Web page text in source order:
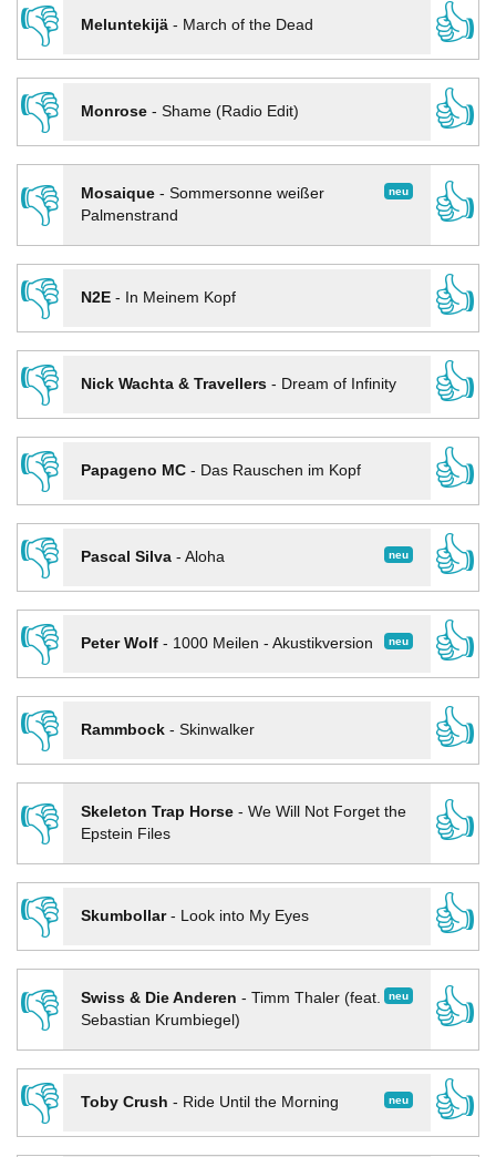
👎
Meluntekijä- March of the Dead
👍
👎
Monrose- Shame (Radio Edit)
👍
👎
neu
Mosaique- Sommersonne weißer
Palmenstrand
👍
👎
N2E- In Meinem Kopf
👍
👎
Nick Wachta & Travellers- Dream of Infinity
👍
👎
Papageno MC- Das Rauschen im Kopf
👍
👎
neu
Pascal Silva- Aloha
👍
👎
neu
Peter Wolf- 1000 Meilen - Akustikversion
👍
👎
Rammbock- Skinwalker
👍
👎
Skeleton Trap Horse- We Will Not Forget the
Epstein Files
👍
👎
Skumbollar- Look into My Eyes
👍
👎
neu
Swiss & Die Anderen - Timm Thaler (feat.
Sebastian Krumbiegel)
👍
👎
neu
Toby Crush - Ride Until the Morning
👍